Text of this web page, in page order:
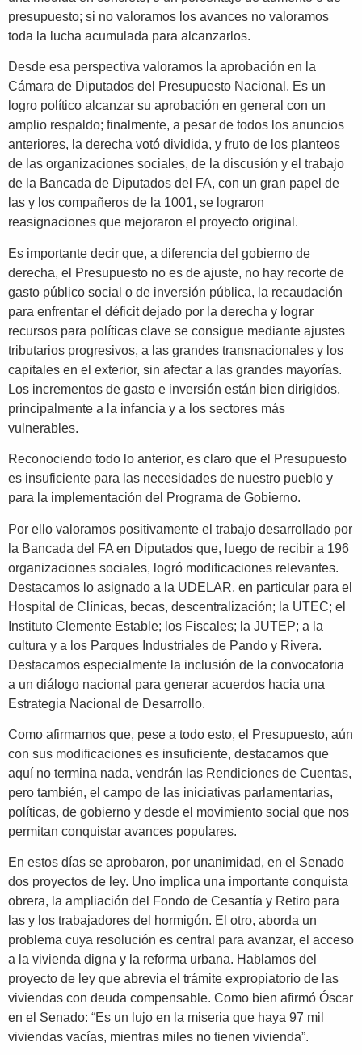
presupuesto; si no valoramos los avances no valoramos
toda la lucha acumulada para alcanzarlos.
Desde esa perspectiva valoramos la aprobación en la
Cámara de Diputados del Presupuesto Nacional. Es un
logro político alcanzar su aprobación en general con un
amplio respaldo; finalmente, a pesar de todos los anuncios
anteriores, la derecha votó dividida, y fruto de los planteos
de las organizaciones sociales, de la discusión y el trabajo
de la Bancada de Diputados del FA, con un gran papel de
las y los compañeros de la 1001, se lograron
reasignaciones que mejoraron el proyecto original.
Es importante decir que, a diferencia del gobierno de
derecha, el Presupuesto no es de ajuste, no hay recorte de
gasto público social o de inversión pública, la recaudación
para enfrentar el déficit dejado por la derecha y lograr
recursos para políticas clave se consigue mediante ajustes
tributarios progresivos, a las grandes transnacionales y los
capitales en el exterior, sin afectar a las grandes mayorías.
Los incrementos de gasto e inversión están bien dirigidos,
principalmente a la infancia y a los sectores más
vulnerables.
Reconociendo todo lo anterior, es claro que el Presupuesto
es insuficiente para las necesidades de nuestro pueblo y
para la implementación del Programa de Gobierno.
Por ello valoramos positivamente el trabajo desarrollado por
la Bancada del FA en Diputados que, luego de recibir a 196
organizaciones sociales, logró modificaciones relevantes.
Destacamos lo asignado a la UDELAR, en particular para el
Hospital de Clínicas, becas, descentralización; la UTEC; el
Instituto Clemente Estable; los Fiscales; la JUTEP; a la
cultura y a los Parques Industriales de Pando y Rivera.
Destacamos especialmente la inclusión de la convocatoria
a un diálogo nacional para generar acuerdos hacia una
Estrategia Nacional de Desarrollo.
Como afirmamos que, pese a todo esto, el Presupuesto, aún
con sus modificaciones es insuficiente, destacamos que
aquí no termina nada, vendrán las Rendiciones de Cuentas,
pero también, el campo de las iniciativas parlamentarias,
políticas, de gobierno y desde el movimiento social que nos
permitan conquistar avances populares.
En estos días se aprobaron, por unanimidad, en el Senado
dos proyectos de ley. Uno implica una importante conquista
obrera, la ampliación del Fondo de Cesantía y Retiro para
las y los trabajadores del hormigón. El otro, aborda un
problema cuya resolución es central para avanzar, el acceso
a la vivienda digna y la reforma urbana. Hablamos del
proyecto de ley que abrevia el trámite expropiatorio de las
viviendas con deuda compensable. Como bien afirmó Óscar
en el Senado: “Es un lujo en la miseria que haya 97 mil
viviendas vacías, mientras miles no tienen vivienda”.